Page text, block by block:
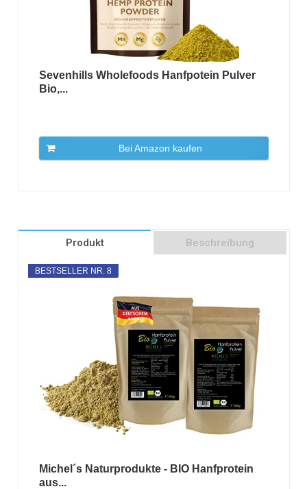
Sevenhills Wholefoods Hanfpotein Pulver
Bio,...
Bei Amazon kaufen
Produkt Beschreibung
BESTSELLER NR. 8
Michel´s Naturprodukte - BIO Hanfprotein
aus...